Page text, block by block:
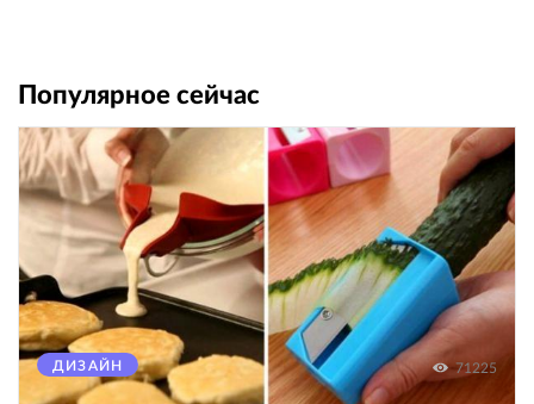
Популярное сейчас
ДИЗАЙН 71225